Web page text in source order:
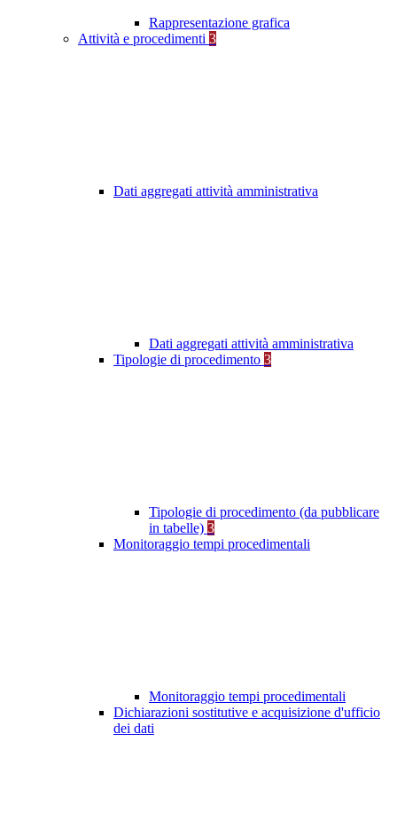
Rappresentazione grafica
Attività e procedimenti 3
Dati aggregati attività amministrativa
Dati aggregati attività amministrativa
Tipologie di procedimento 3
Tipologie di procedimento (da pubblicare
in tabelle) 3
Monitoraggio tempi procedimentali
Monitoraggio tempi procedimentali
Dichiarazioni sostitutive e acquisizione d'ufficio
dei dati